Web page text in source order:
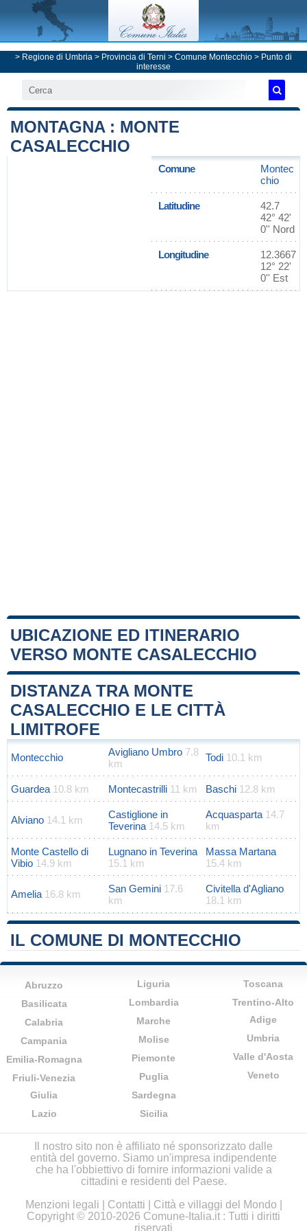
> Regione di Umbria > Provincia di Terni > Comune Montecchio > Punto di
interesse
MONTAGNA : MONTE
CASALECCHIO
Comune
Montec
chio
Latitudine
42.7
42° 42'
0'' Nord
Longitudine
12.3667
12° 22'
0'' Est
UBICAZIONE ED ITINERARIO
VERSO MONTE CASALECCHIO
+
−
Leaflet|Map data ©OpenStreetMapcontributors
DISTANZA TRA MONTE
CASALECCHIO E LE CITTÀ
LIMITROFE
Montecchio Avigliano Umbro 7.8
km
Todi 10.1 km
Guardea 10.8 km Montecastrilli 11 km Baschi 12.8 km
Alviano 14.1 km
Castiglione in
Teverina 14.5 km
Acquasparta 14.7
km
Monte Castello di
Vibio 14.9 km
Lugnano in Teverina
15.1 km
Massa Martana
15.4 km
Amelia 16.8 km San Gemini 17.6
km
Civitella d'Agliano
18.1 km
IL COMUNE DI MONTECCHIO
Abruzzo
Basilicata
Calabria
Campania
Emilia-Romagna
Friuli-Venezia
Giulia
Lazio
Liguria
Lombardia
Marche
Molise
Piemonte
Puglia
Sardegna
Sicilia
Toscana
Trentino-Alto
Adige
Umbria
Valle d'Aosta
Veneto
Il nostro sito non è affiliato né sponsorizzato dalle
entità del governo. Siamo un'impresa indipendente
che ha l'obbiettivo di fornire informazioni valide a
cittadini e residenti del Paese.
Menzioni legali
Contatti Città e villaggi del Mondo
Copyright © 2010-2026 Comune-Italia.it : Tutti i diritti
riservati